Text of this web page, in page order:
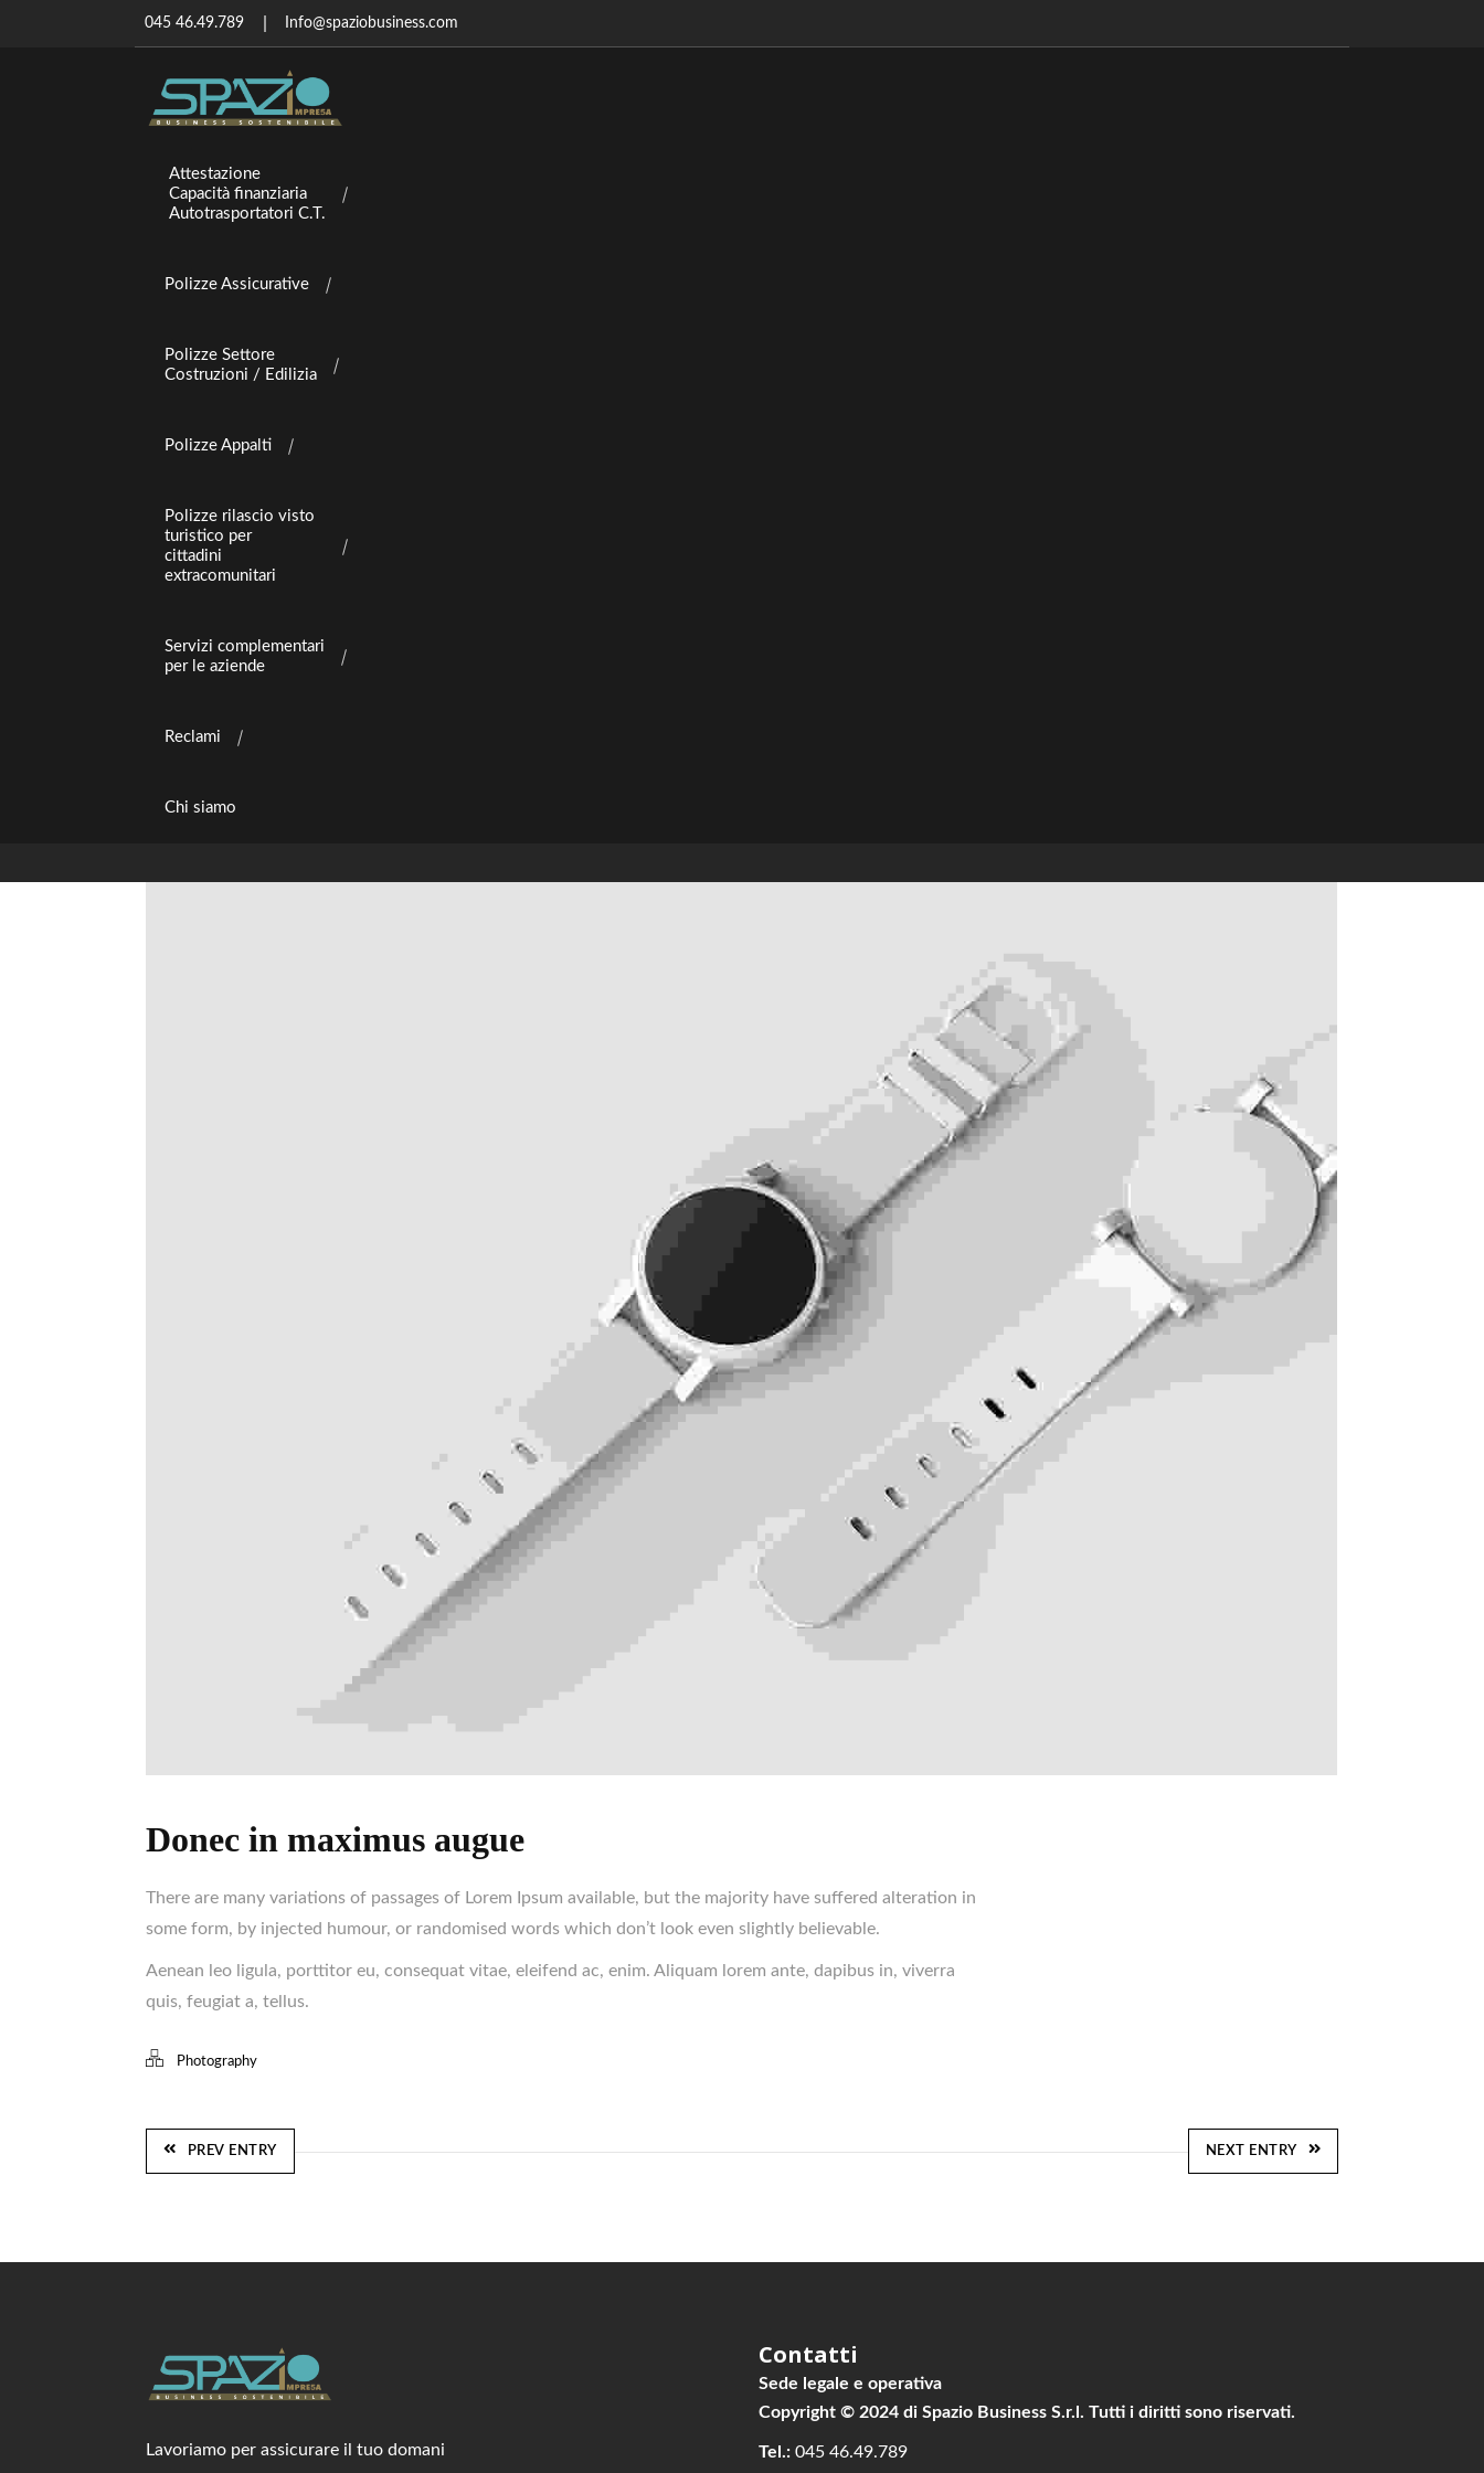
045 46.49.789 Info@spaziobusiness.com
Attestazione
Capacità finanziaria
Autotrasportatori C.T.
Polizze Assicurative
Polizze Settore
Costruzioni / Edilizia
Polizze Appalti
Polizze rilascio visto
turistico per
cittadini
extracomunitari
Servizi complementari
per le aziende
Reclami
Chi siamo
Donec in maximus augue
There are many variations of passages of Lorem Ipsum available, but the majority have suffered alteration in
some form, by injected humour, or randomised words which don’t look even slightly believable.
Aenean leo ligula, porttitor eu, consequat vitae, eleifend ac, enim. Aliquam lorem ante, dapibus in, viverra
quis, feugiat a, tellus.
Photography
PREV ENTRY NEXT ENTRY
Lavoriamo per assicurare il tuo domani
Contatti
Sede legale e operativa
Copyright © 2024 di Spazio Business S.r.l. Tutti i diritti sono riservati.
Tel.: 045 46.49.789